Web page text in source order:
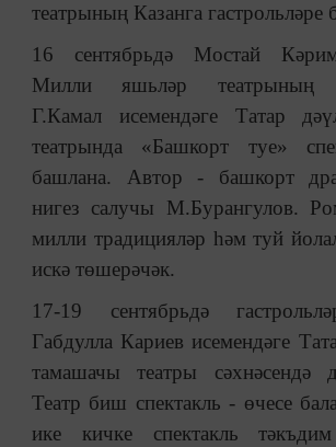
театрының Казанга гастрольләре
16 сентябрьдә Мостай
Милли яшьләр театрының
Г.Камал исемендәге Татар
театрында «Башкорт туе»
башлана. Автор - башкорт
нигез салучы М.Бурангулов.
милли традицияләр һәм туй
искә төшерәчәк.
17-19 сентябрьдә
Габдулла Кариев исемендәге
тамашачы театры сәхнәсендә
Театр биш спектакль - өчесе
ике кичке спектакль